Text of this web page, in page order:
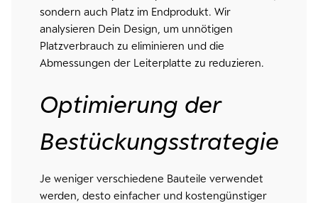
sondern auch Platz im Endprodukt. Wir
analysieren Dein Design, um unnötigen
Platzverbrauch zu eliminieren und die
Abmessungen der Leiterplatte zu reduzieren.
Optimierung der
Bestückungsstrategie
Je weniger verschiedene Bauteile verwendet
werden, desto einfacher und kostengünstiger